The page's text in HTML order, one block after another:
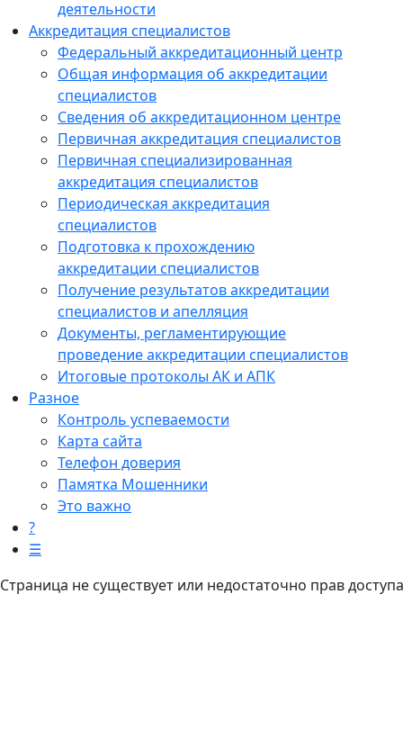
деятельности
Аккредитация специалистов
Федеральный аккредитационный центр
Общая информация об аккредитации
специалистов
Сведения об аккредитационном центре
Первичная аккредитация специалистов
Первичная специализированная
аккредитация специалистов
Периодическая аккредитация
специалистов
Подготовка к прохождению
аккредитации специалистов
Получение результатов аккредитации
специалистов и апелляция
Документы, регламентирующие
проведение аккредитации специалистов
Итоговые протоколы АК и АПК
Разное
Контроль успеваемости
Карта сайта
Телефон доверия
Памятка Мошенники
Это важно
?
☰
Страница не существует или недостаточно прав доступа